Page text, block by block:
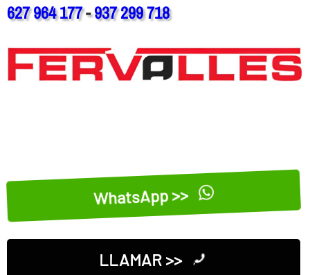
627 964 177-937 299 718
WhatsApp >>
LLAMAR >>